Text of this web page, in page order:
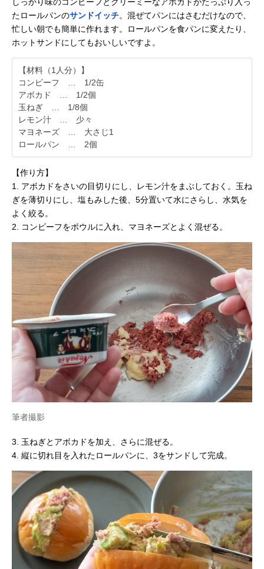
しっかり味のコンビーフとクリーミーなアボカドがたっぷり入っ
たロールパンのサンドイッチ。混ぜてパンにはさむだけなので、
忙しい朝でも簡単に作れます。ロールパンを食パンに変えたり、
ホットサンドにしてもおいしいですよ。
【材料（1人分）】
コンビーフ … 1/2缶
アボカド … 1/2個
玉ねぎ … 1/8個
レモン汁 … 少々
マヨネーズ … 大さじ1
ロールパン … 2個
【作り方】
1. アボカドをさいの目切りにし、レモン汁をまぶしておく。玉ね
ぎを薄切りにし、塩もみした後、5分置いて水にさらし、水気を
よく絞る。
2. コンビーフをボウルに入れ、マヨネーズとよく混ぜる。
筆者撮影
3. 玉ねぎとアボカドを加え、さらに混ぜる。
4. 縦に切れ目を入れたロールパンに、3をサンドして完成。